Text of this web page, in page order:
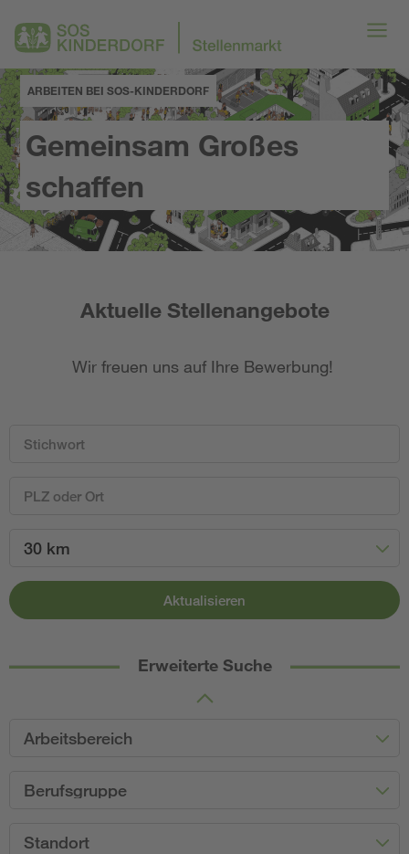
ARBEITEN BEI SOS-KINDERDORF
Gemeinsam Großes
schaffen
Aktuelle Stellenangebote
Wir freuen uns auf Ihre Bewerbung!
30 km
Aktualisieren
Erweiterte Suche
Arbeitsbereich
Berufsgruppe
Standort